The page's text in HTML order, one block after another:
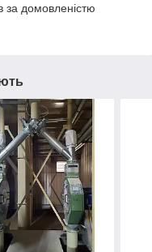
за домовленістю